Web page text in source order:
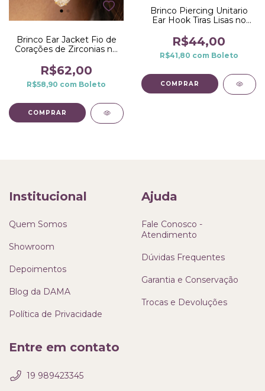
Brinco Ear Jacket Fio de
Corações de Zirconias no
R$62,00
R$58,90 com Boleto
Brinco Piercing Unitario
Ear Hook Tiras Lisas no
R$44,00
R$41,80 com Boleto
Institucional
Quem Somos
Showroom
Depoimentos
Blog da DAMA
Política de Privacidade
Ajuda
Fale Conosco -
Atendimento
Dúvidas Frequentes
Garantia e Conservação
Trocas e Devoluções
Entre em contato
19 989423345